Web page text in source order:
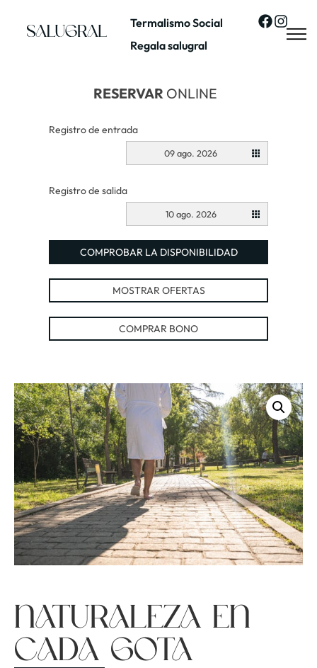
Termalismo Social
Regala salugral
RESERVARONLINE
Registro de entrada
09 ago. 2026
Registro de salida
10 ago. 2026
COMPROBAR LA DISPONIBILIDAD
MOSTRAR OFERTAS
COMPRAR BONO
Naturaleza en
cada Gota